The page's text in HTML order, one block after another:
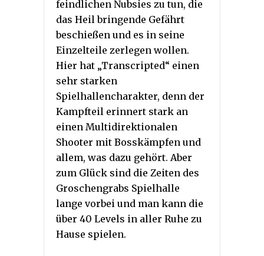
feindlichen Nubsies zu tun, die
das Heil bringende Gefährt
beschießen und es in seine
Einzelteile zerlegen wollen.
Hier hat „Transcripted“ einen
sehr starken
Spielhallencharakter, denn der
Kampfteil erinnert stark an
einen Multidirektionalen
Shooter mit Bosskämpfen und
allem, was dazu gehört. Aber
zum Glück sind die Zeiten des
Groschengrabs Spielhalle
lange vorbei und man kann die
über 40 Levels in aller Ruhe zu
Hause spielen.